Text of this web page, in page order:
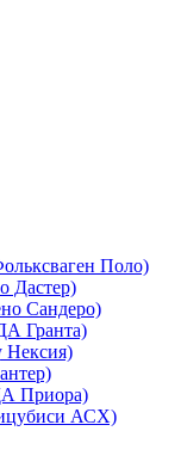
Поло)
Дастер)
Сандеро)
Гранта)
Нексия)
Приора)
АСХ)